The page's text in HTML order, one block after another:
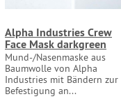
Alpha Industries Crew
Face Mask darkgreen
Mund-/Nasenmaske aus
Baumwolle von Alpha
Industries mit Bändern zur
Befestigung an...